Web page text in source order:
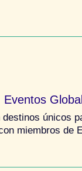
Eventos
únicos
miembros de